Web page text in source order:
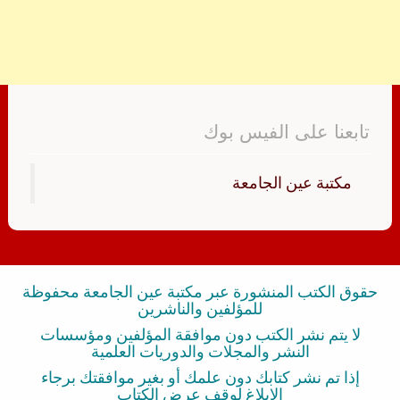
تابعنا على الفيس بوك
‏مكتبة عين الجامعة‏
حقوق الكتب المنشورة عبر مكتبة عين الجامعة محفوظة
للمؤلفين والناشرين
لا يتم نشر الكتب دون موافقة المؤلفين ومؤسسات
النشر والمجلات والدوريات العلمية
إذا تم نشر كتابك دون علمك أو بغير موافقتك برجاء
الإبلاغ لوقف عرض الكتاب